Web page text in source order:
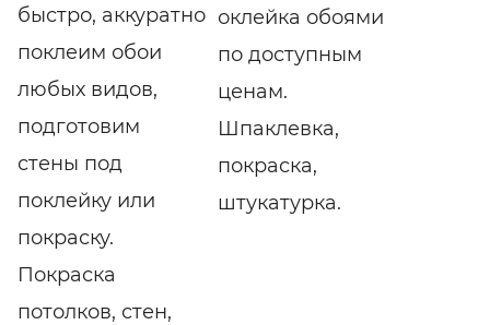
быстро, аккуратно
поклеим обои
любых видов,
подготовим
стены под
поклейку или
покраску.
Покраска
потолков, стен,
оклейка обоями
по доступным
ценам.
Шпаклевка,
покраска,
штукатурка.